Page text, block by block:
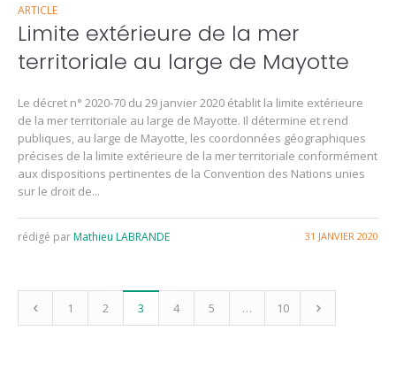
ARTICLE
Limite extérieure de la mer
territoriale au large de Mayotte
Le décret n° 2020-70 du 29 janvier 2020 établit la limite extérieure
de la mer territoriale au large de Mayotte. Il détermine et rend
publiques, au large de Mayotte, les coordonnées géographiques
précises de la limite extérieure de la mer territoriale conformément
aux dispositions pertinentes de la Convention des Nations unies
sur le droit de...
31 JANVIER 2020
rédigé parMathieu LABRANDE
1 2 3 4 5 … 10